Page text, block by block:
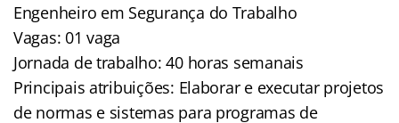
Engenheiro em Segurança do Trabalho
Vagas: 01 vaga
Jornada de trabalho: 40 horas semanais
Principais atribuições: Elaborar e executar projetos
de normas e sistemas para programas de